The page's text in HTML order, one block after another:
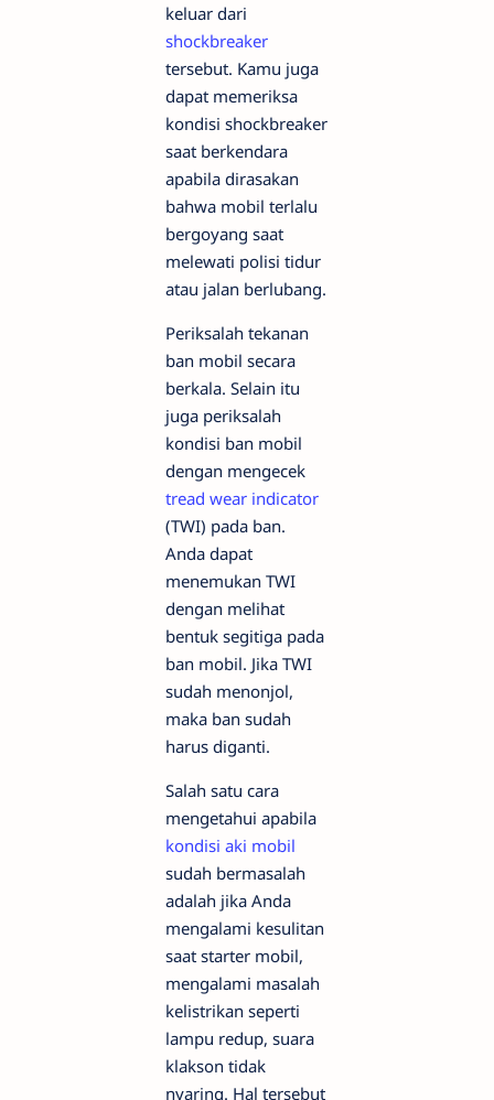
keluar dari
shockbreaker
tersebut. Kamu juga
dapat memeriksa
kondisi shockbreaker
saat berkendara
apabila dirasakan
bahwa mobil terlalu
bergoyang saat
melewati polisi tidur
atau jalan berlubang.
Periksalah tekanan
ban mobil secara
berkala. Selain itu
juga periksalah
kondisi ban mobil
dengan mengecek
tread wear indicator
(TWI) pada ban.
Anda dapat
menemukan TWI
dengan melihat
bentuk segitiga pada
ban mobil. Jika TWI
sudah menonjol,
maka ban sudah
harus diganti.
Salah satu cara
mengetahui apabila
kondisi aki mobil
sudah bermasalah
adalah jika Anda
mengalami kesulitan
saat starter mobil,
mengalami masalah
kelistrikan seperti
lampu redup, suara
klakson tidak
nyaring. Hal tersebut